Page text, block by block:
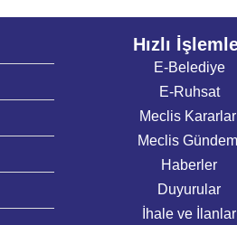
Hızlı
E-Belediye
E-Ruhsat
Meclis
Meclis
Haberler
Duyurular
İhale ve İlanlar